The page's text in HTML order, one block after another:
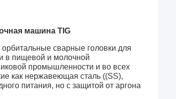
машина TIG
сварные головки для
в пищевой и молочной
промышленности и во всех
как нержавеющая сталь ((SS),
питания, но с защитой от аргона